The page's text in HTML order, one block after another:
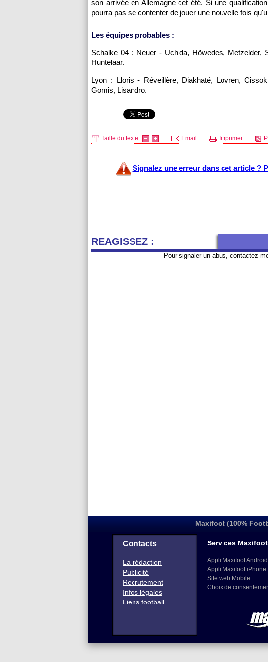
son arrivée en Allemagne cet été. Si une
pourra pas se contenter de jouer une nouvelle fois
Les équipes probables :
Schalke 04 : Neuer - Uchida, Höwedes,
Huntelaar.
Lyon : Lloris - Réveillère, Diakhaté, Lovren,
Gomis, Lisandro.
Taille du texte: Email Imprimer
Signalez une erreur dans cet article ?
REAGISSEZ :
Pour signaler un abus, contactez
Maxifoot (100%
Contacts
La rédaction
Publicité
Recrutement
Infos légales
Liens football
Services Maxifoot
Appli Maxifoot Android
Appli Maxifoot iPhone
Site web Mobile
Choix de